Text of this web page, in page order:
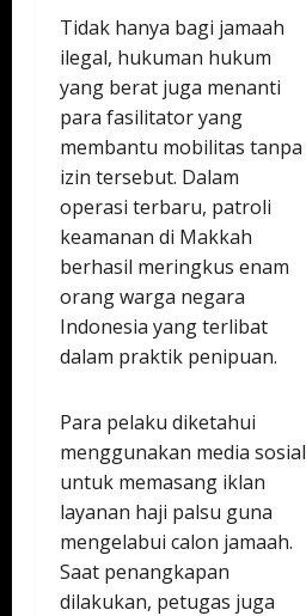
Tidak hanya bagi jamaah
ilegal, hukuman hukum
yang berat juga menanti
para fasilitator yang
membantu mobilitas tanpa
izin tersebut. Dalam
operasi terbaru, patroli
keamanan di Makkah
berhasil meringkus enam
orang warga negara
Indonesia yang terlibat
dalam praktik penipuan.
Para pelaku diketahui
menggunakan media sosial
untuk memasang iklan
layanan haji palsu guna
mengelabui calon jamaah.
Saat penangkapan
dilakukan, petugas juga